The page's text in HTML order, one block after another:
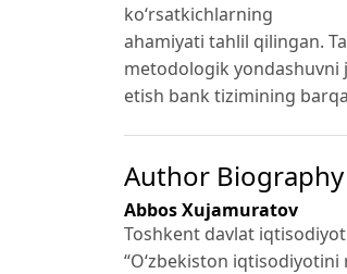
ko‘rsatkichlarning
ahamiyati tahlil qilingan.
metodologik yondashuvni
etish bank tizimining
Author Biography
Abbos Xujamuratov
Toshkent davlat
“Oʻzbekiston